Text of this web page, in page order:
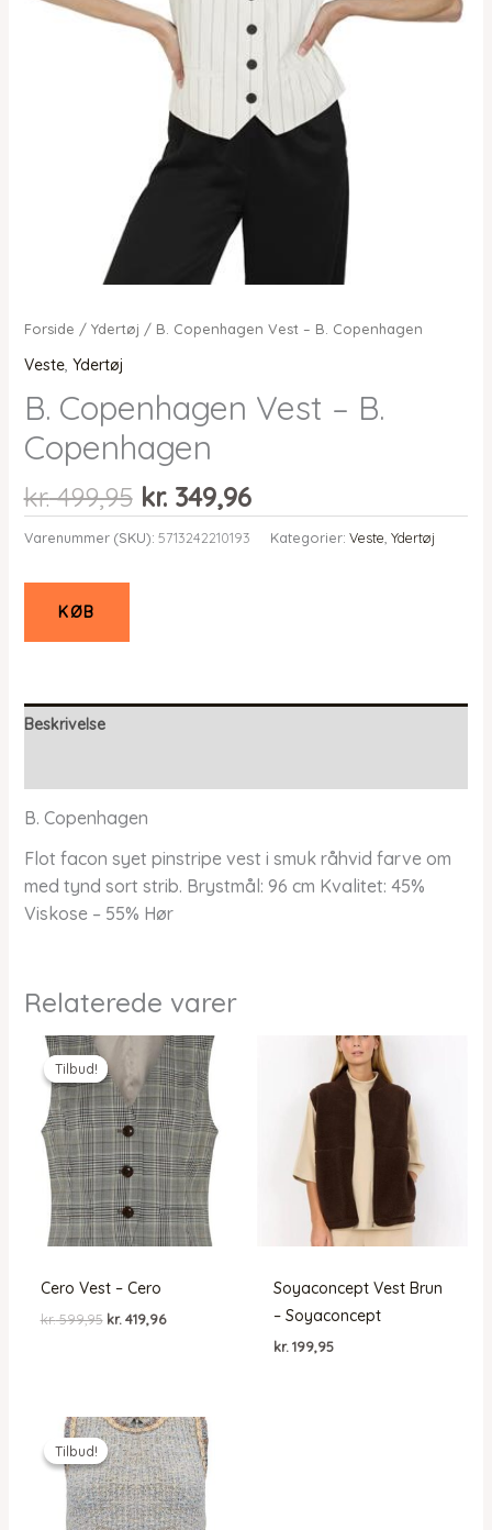
Forside / Ydertøj / B. Copenhagen Vest – B. Copenhagen
Veste, Ydertøj
B. Copenhagen Vest – B.
Copenhagen
kr.499,95 Den
oprindelige
pris
kr.349,96Den
aktuelle
pris
Varenummer (SKU): 5713242210193 Kategorier: Veste Ydertøj
KØB
Beskrivelse
B. Copenhagen
Flot facon syet pinstripe vest i smuk råhvid farve om
med tynd sort strib. Brystmål: 96 cm Kvalitet: 45%
Viskose – 55% Hør
Relaterede varer
Tilbud!
Tilbud!
Cero Vest – Cero
kr.599,95 Den
kr. 419,96Den
Soyaconcept Vest Brun
– Soyaconcept
kr. 199,95
Tilbud!
Tilbud!